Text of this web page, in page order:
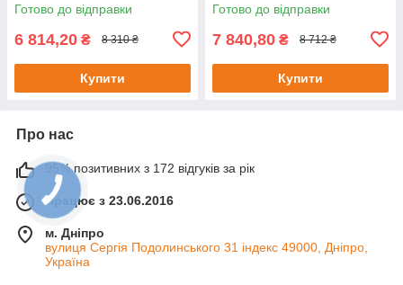
Готово до відправки
6 814,20 ₴ 8 310 ₴
Купити
Готово до відправки
7 840,80 ₴ 8 712 ₴
Купити
Про нас
95% позитивних з 172 відгуків за рік
Працює з 23.06.2016
м. Дніпро
вулиця Сергія Подолинського 31 індекс 49000, Дніпро,
Україна